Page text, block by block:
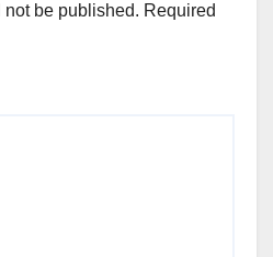
be published. Required